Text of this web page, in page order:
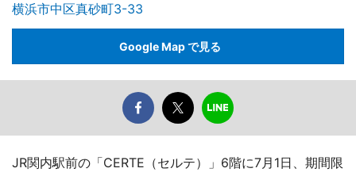
横浜市中区真砂町3-33
Google Map で見る
JR関内駅前の「CERTE（セルテ）」6階に7月1日、期間限